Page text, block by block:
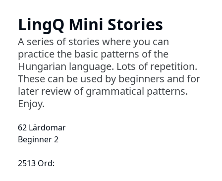
LingQ Mini Stories
A series of stories where you can
practice the basic patterns of the
Hungarian language. Lots of repetition.
These can be used by beginners and for
later review of grammatical patterns.
Enjoy.
62 Lärdomar
Beginner 2
2513 Ord: